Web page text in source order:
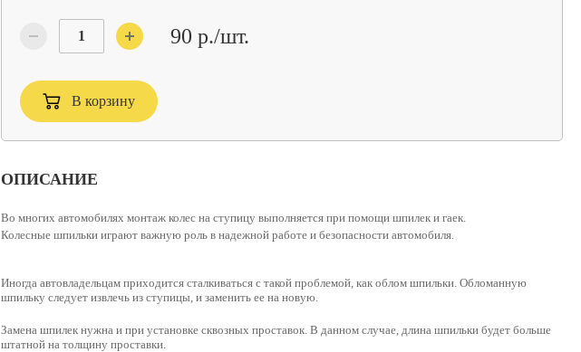
90 р./шт.
В корзину
ОПИСАНИЕ
Во многих автомобилях монтаж колес на ступицу выполняется при помощи шпилек и гаек.
Колесные шпильки играют важную роль в надежной работе и безопасности автомобиля.
Иногда автовладельцам приходится сталкиваться с такой проблемой, как облом шпильки. Обломанную
шпильку следует извлечь из ступицы, и заменить ее на новую.
Замена шпилек нужна и при установке сквозных проставок. В данном случае, длина шпильки будет больше
штатной на толщину проставки.